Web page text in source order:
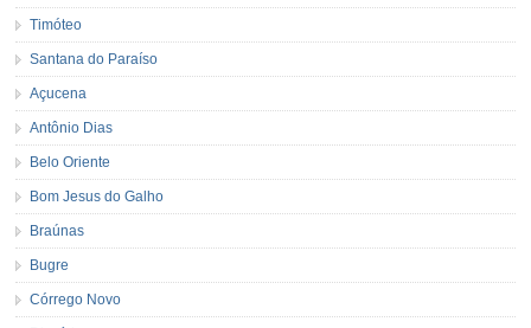
Timóteo
Santana do Paraíso
Açucena
Antônio Dias
Belo Oriente
Bom Jesus do Galho
Braúnas
Bugre
Córrego Novo